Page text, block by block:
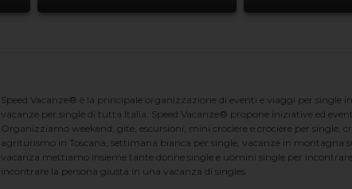
Speed Vacanze® è la principale organizzazione di eventi e viaggi per
vacanze per single di tutta Italia. Speed Vacanze® propone iniziative ed
Organizziamo weekend, gite, escursioni, mini crociere e crociere per single,
agriturismo in Toscana, settimana bianca per single, vacanze in montagna
vacanza mettiamo insieme tante donne single e uomini single per
incontrare la persona giusta in una vacanza di singles.